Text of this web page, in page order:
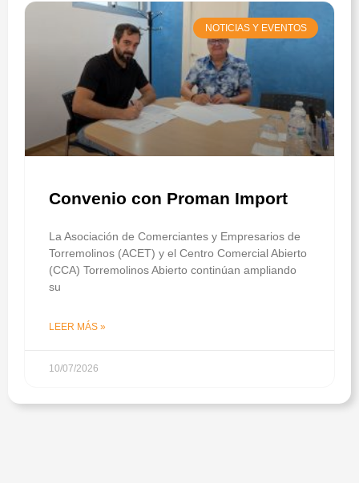
NOTICIAS Y EVENTOS
Convenio con Proman Import
La Asociación de Comerciantes y Empresarios de
Torremolinos (ACET) y el Centro Comercial Abierto
(CCA) Torremolinos Abierto continúan ampliando
su
LEER MÁS »
10/07/2026